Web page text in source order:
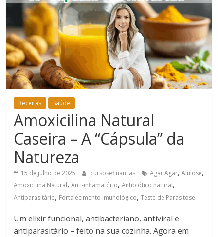
Estar
Receitas Saúde
Amoxicilina Natural
Caseira – A “Cápsula” da
Natureza
15 de julho de 2025 cursosefinancas Agar Agar,Alulose,
Amoxicilina Natural,Anti-inflamatório,Antibiótico natural,
Antiparasitário, Fortalecimento Imunológico,Teste de Parasitose
Um elixir funcional, antibacteriano, antiviral e
antiparasitário – feito na sua cozinha. Agora em